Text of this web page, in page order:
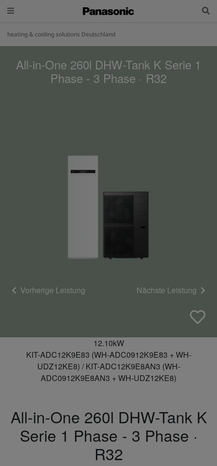
heating & cooling solutions Deutschland
All-in-One 260l DHW-Tank K Serie 1
Phase - 3 Phase · R32
Vorherige Leistung Nächste Leistung
12.10kW
KIT-ADC12K9E83 (WH-ADC0912K9E83 + WH-
UDZ12KE8) / KIT-ADC12K9E8AN3 (WH-
ADC0912K9E8AN3 + WH-UDZ12KE8)
All-in-One 260l DHW-Tank K
Serie 1 Phase - 3 Phase ·
R32